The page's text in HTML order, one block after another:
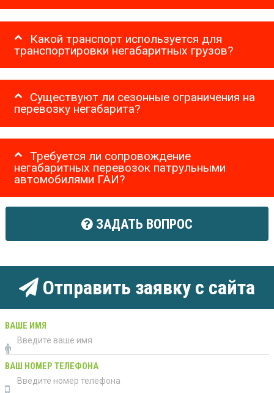
Какой транспорт используется для
транспортировки негабаритных грузов?
Существуют ли сезонные ограничения на
перевозку негабарита?
Требуется ли сопровождение
негабаритных перевозок патрульными
автомобилями ГАИ?
ЗАДАТЬ ВОПРОС
Отправить заявку с сайта
ВАШЕ ИМЯ
ВАШ НОМЕР ТЕЛЕФОНА